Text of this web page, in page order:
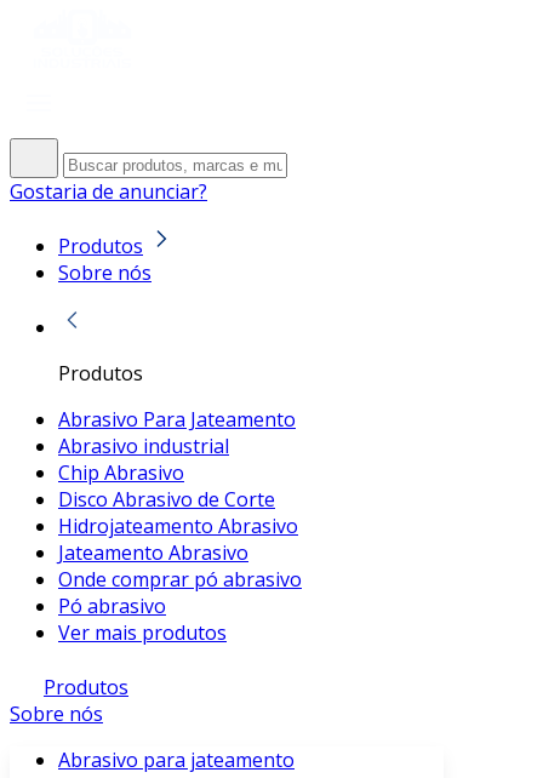
Gostaria de anunciar?
Produtos
Sobre nós
Produtos
Abrasivo Para Jateamento
Abrasivo industrial
Chip Abrasivo
Disco Abrasivo de Corte
Hidrojateamento Abrasivo
Jateamento Abrasivo
Onde comprar pó abrasivo
Pó abrasivo
Ver mais produtos
Produtos
Sobre nós
Abrasivo para jateamento